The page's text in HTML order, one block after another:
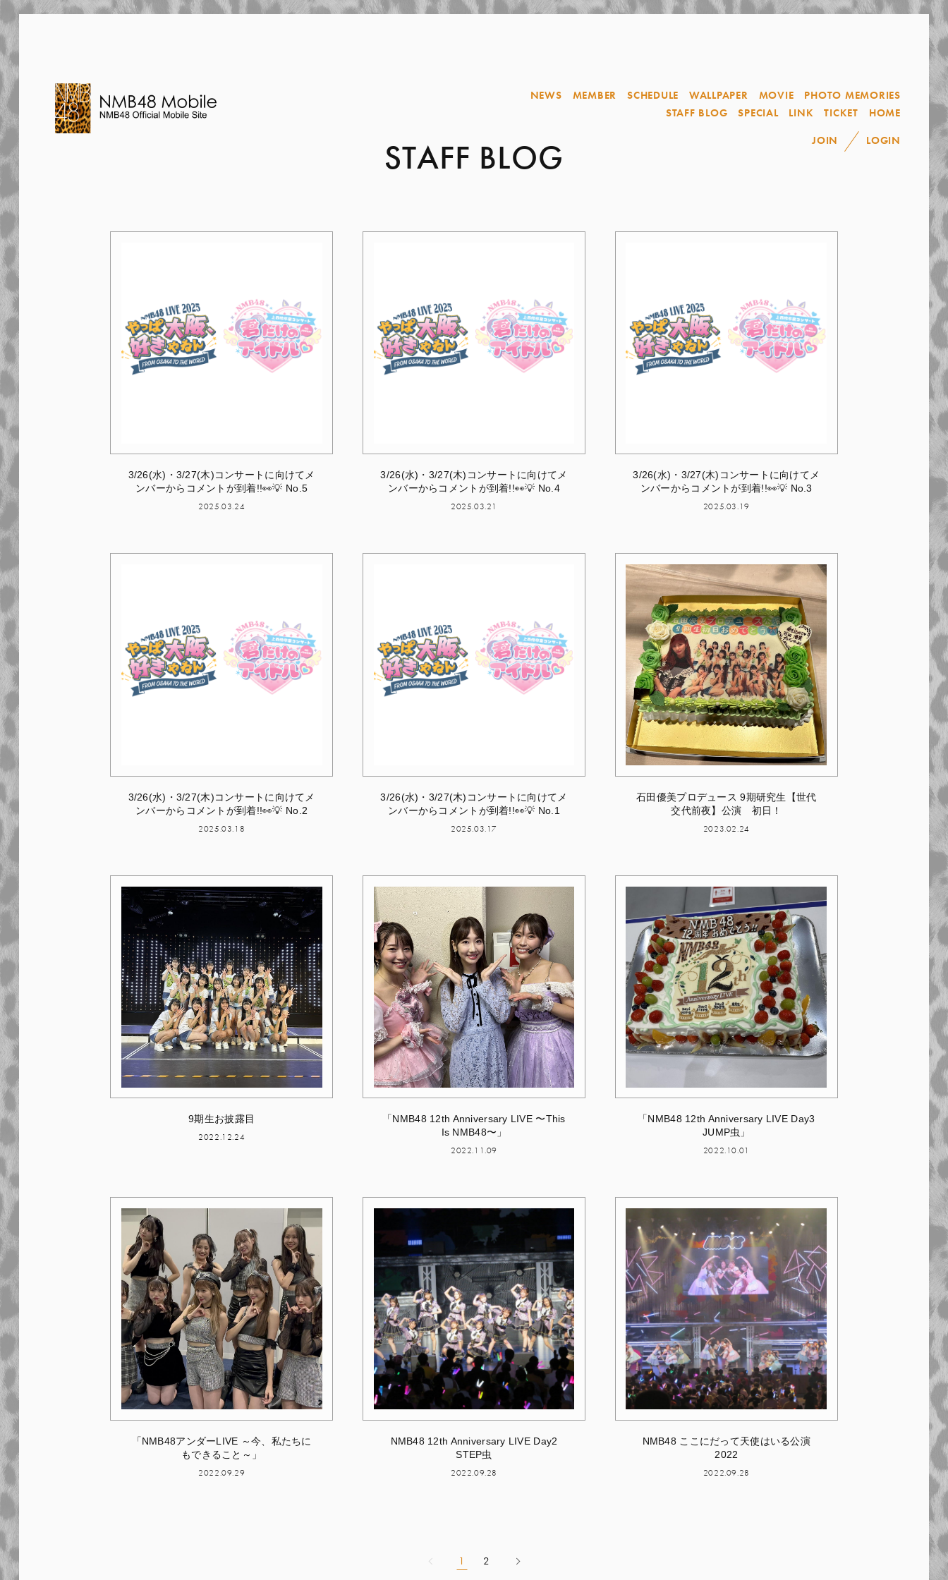
NEWS MEMBER SCHEDULE WALLPAPER MOVIE
PHOTO MEMORIES
STAFF BLOG
SPECIAL LINK TICKET
HOME
JOIN
LOGIN
STAFF BLOG
3/26(水)・3/27(木)コンサートに向けてメ
ンバーからコメントが到着!!👀💡 No.5
2025.03.24
3/26(水)・3/27(木)コンサートに向けてメ
ンバーからコメントが到着!!👀💡 No.4
2025.03.21
3/26(水)・3/27(木)コンサートに向けてメ
ンバーからコメントが到着!!👀💡 No.3
2025.03.19
3/26(水)・3/27(木)コンサートに向けてメ
ンバーからコメントが到着!!👀💡 No.2
2025.03.18
3/26(水)・3/27(木)コンサートに向けてメ
ンバーからコメントが到着!!👀💡 No.1
2025.03.17
石田優美プロデュース 9期研究生【世代
交代前夜】公演 初日！
2023.02.24
9期生お披露目
2022.12.24
「NMB48 12th Anniversary LIVE 〜This
Is NMB48〜」
2022.11.09
「NMB48 12th Anniversary LIVE Day3
JUMP虫」
2022.10.01
「NMB48アンダーLIVE ～今、私たちに
もできること～」
2022.09.29
NMB48 12th Anniversary LIVE Day2
STEP虫
2022.09.28
NMB48 ここにだって天使はいる公演
2022
2022.09.28
1 2